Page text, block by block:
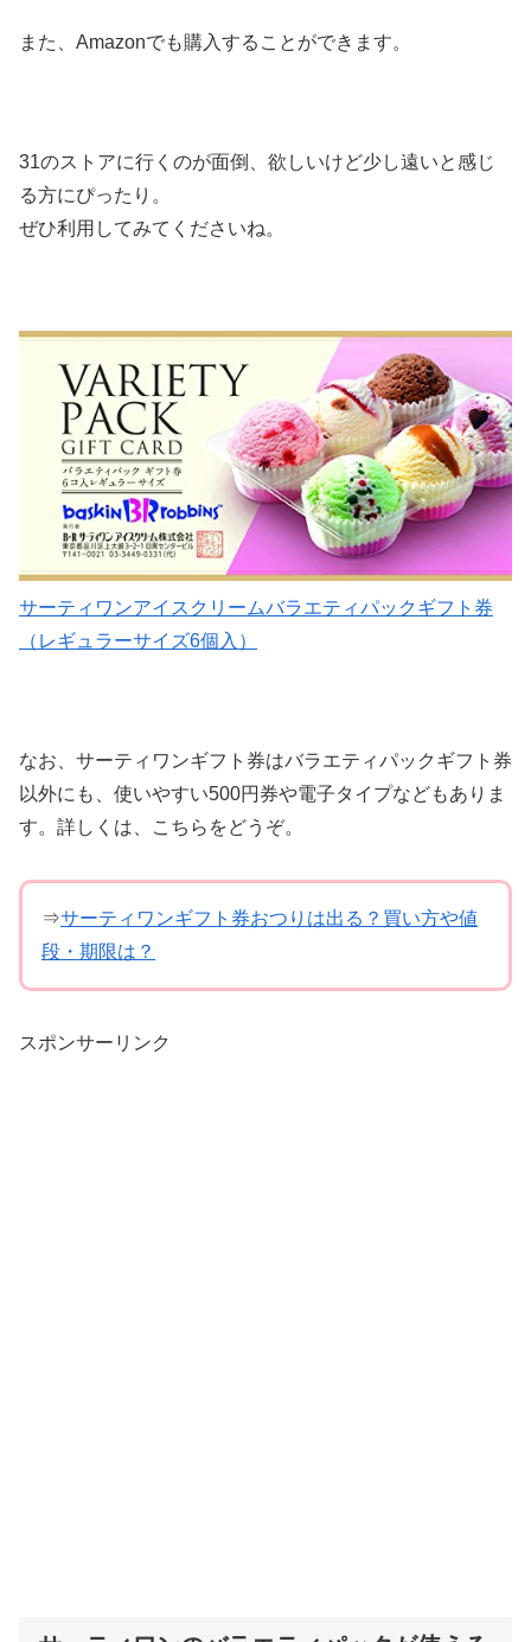
また、Amazonでも購入することができます。
31のストアに行くのが面倒、欲しいけど少し遠いと感じ
る方にぴったり。
ぜひ利用してみてくださいね。
サーティワンアイスクリームバラエティパックギフト券
（レギュラーサイズ6個入）
なお、サーティワンギフト券はバラエティパックギフト券
以外にも、使いやすい500円券や電子タイプなどもありま
す。詳しくは、こちらをどうぞ。
⇒サーティワンギフト券おつりは出る？買い方や値
段・期限は？
スポンサーリンク